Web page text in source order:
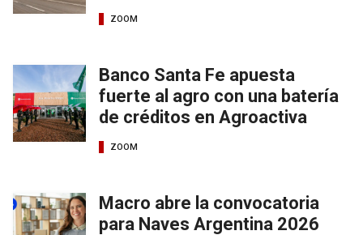
ZOOM
Banco Santa Fe apuesta
fuerte al agro con una batería
de créditos en Agroactiva
ZOOM
Macro abre la convocatoria
para Naves Argentina 2026